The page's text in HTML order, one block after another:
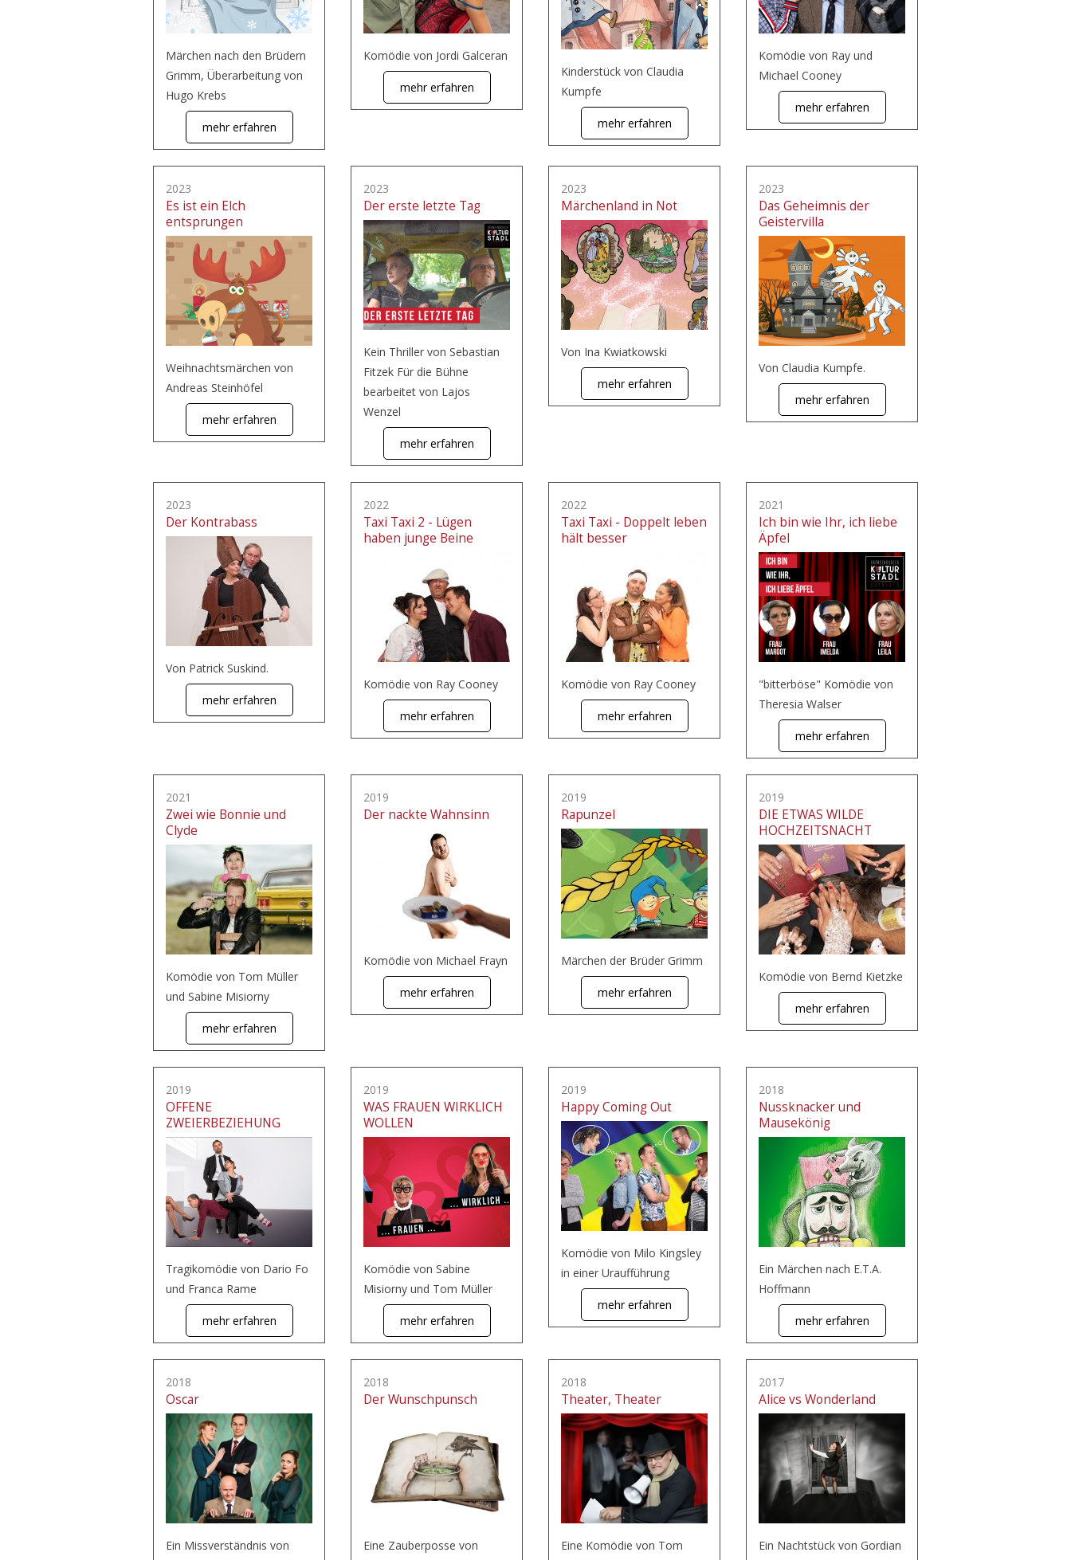
Märchen nach den Brüdern
Grimm, Überarbeitung von
Hugo Krebs
mehr erfahren
Komödie von Jordi Galceran
mehr erfahren
Kinderstück von Claudia
Kumpfe
mehr erfahren
Komödie von Ray und
Michael Cooney
mehr erfahren
2023
Es ist ein Elch
entsprungen
Weihnachtsmärchen von
Andreas Steinhöfel
mehr erfahren
2023
Der erste letzte Tag
Kein Thriller von Sebastian
Fitzek Für die Bühne
bearbeitet von Lajos
Wenzel
mehr erfahren
2023
Märchenland in Not
Von Ina Kwiatkowski
mehr erfahren
2023
Das Geheimnis der
Geistervilla
Von Claudia Kumpfe.
mehr erfahren
2023
Der Kontrabass
Von Patrick Suskind.
mehr erfahren
2022
Taxi Taxi 2 - Lügen
haben junge Beine
Komödie von Ray Cooney
mehr erfahren
2022
Taxi Taxi - Doppelt leben
hält besser
Komödie von Ray Cooney
mehr erfahren
2021
Ich bin wie Ihr, ich liebe
Äpfel
"bitterböse" Komödie von
Theresia Walser
mehr erfahren
2021
Zwei wie Bonnie und
Clyde
Komödie von Tom Müller
und Sabine Misiorny
mehr erfahren
2019
Der nackte Wahnsinn
Komödie von Michael Frayn
mehr erfahren
2019
Rapunzel
Märchen der Brüder Grimm
mehr erfahren
2019
DIE ETWAS WILDE
HOCHZEITSNACHT
Komödie von Bernd Kietzke
mehr erfahren
2019
OFFENE
ZWEIERBEZIEHUNG
Tragikomödie von Dario Fo
und Franca Rame
mehr erfahren
2019
WAS FRAUEN WIRKLICH
WOLLEN
Komödie von Sabine
Misiorny und Tom Müller
mehr erfahren
2019
Happy Coming Out
Komödie von Milo Kingsley
in einer Uraufführung
mehr erfahren
2018
Nussknacker und
Mausekönig
Ein Märchen nach E.T.A.
Hoffmann
mehr erfahren
2018
Oscar
Ein Missverständnis von
2018
Der Wunschpunsch
Eine Zauberposse von
2018
Theater, Theater
Eine Komödie von Tom
2017
Alice vs Wonderland
Ein Nachtstück von Gordian